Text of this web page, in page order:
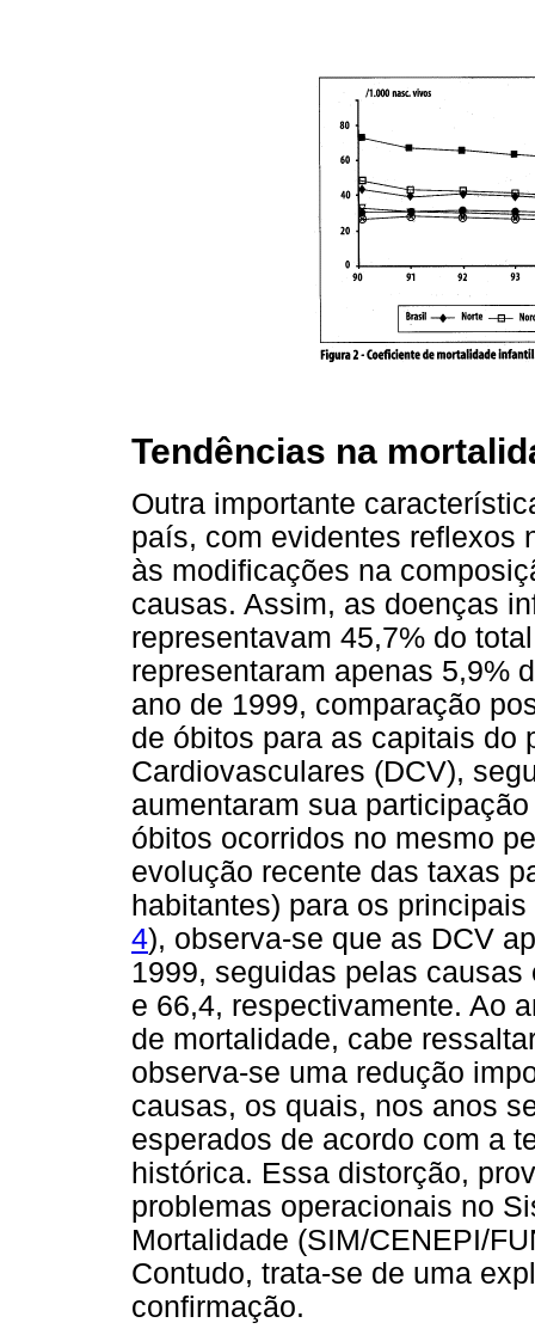
Tendências na
Outra importante
país, com evidentes reflexos
às modificações na
causas. Assim, as doenças
representavam 45,7% do
representaram apenas 5,9%
ano de 1999, comparação
de óbitos para as capitais do
Cardiovasculares (DCV),
aumentaram sua
óbitos ocorridos no mesmo
evolução recente das taxas
habitantes) para os
4), observa-se que as DCV
1999, seguidas pelas
e 66,4, respectivamente. Ao
de mortalidade, cabe
observa-se uma redução
causas, os quais, nos anos
esperados de acordo com a
histórica. Essa distorção,
problemas operacionais no
Mortalidade (SIM/CENEPI/
Contudo, trata-se de uma
confirmação.